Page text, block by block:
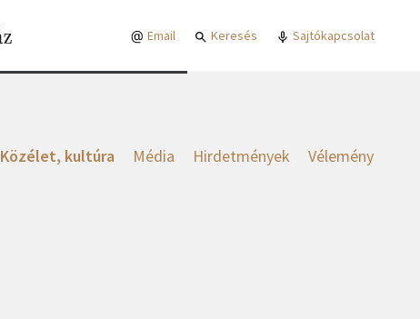
Email Keresés Sajtókapcsolat
Közélet, kultúra Média Hirdetmények Vélemény